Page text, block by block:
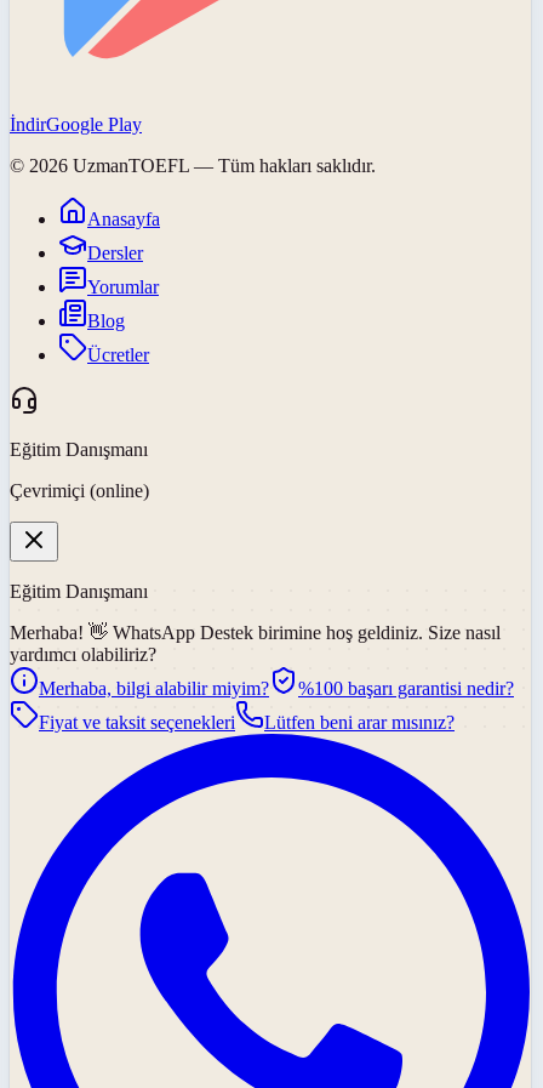
İndirGoogle Play
© 2026 UzmanTOEFL — Tüm hakları saklıdır.
Anasayfa
Dersler
Yorumlar
Blog
Ücretler
Eğitim Danışmanı
Çevrimiçi (online)
Eğitim Danışmanı
Merhaba! 👋 WhatsApp Destek birimine hoş geldiniz. Size nasıl
yardımcı olabiliriz?
Merhaba, bilgi alabilir miyim?
%100 başarı garantisi nedir?
Fiyat ve taksit seçenekleri
Lütfen beni arar mısınız?